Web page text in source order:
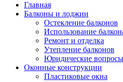
Главная
Балконы и лоджии
Остекление балконов
Использование
Ремонт и отделка
Утепление балконов
Юридические вопросы
Оконные конструкции
Пластиковые окна